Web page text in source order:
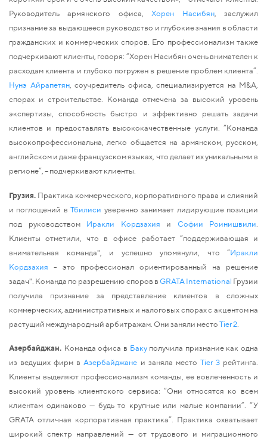
Руководитель армянского офиса, Хорен Насибян, заслужил
признание за выдающееся руководство и глубокие знания в области
гражданских и коммерческих споров. Его профессионализм также
подчеркивают клиенты, говоря: “Хорен Насибян очень внимателен к
Нунэ Айрапетян, соучредитель офиса, специализируется на M&A,
спорах и строительстве. Команда отмечена за высокий уровень
экспертизы, способность быстро и эффективно решать задачи
клиентов и предоставлять высококачественные услуги. “Команда
высокопрофессиональна, легко общается на армянском, русском,
английском и даже французском языках, что делает их уникальными в
регионе”, – подчеркивают клиенты.
Грузия. Практика коммерческого, корпоративного права и слияний
и поглощений в Тбилиси уверенно занимает лидирующие позиции
под руководством Иракли Кордзахия и Софии Роинишвили
Клиенты отметили, что в офисе работает “поддерживающая и
внимательная команда", и успешно упомянули, что “Иракли
Кордзахия - это профессионал ориентированный на решение
задач". Команда по разрешению споров в GRATA International Грузии
получила признание за представление клиентов в сложных
коммерческих, административных и налоговых спорах с акцентом на
растущий международный арбитражам. Они заняли место Tier 2
Азербайджан. Команда офиса в Баку получила признание как одна
из ведущих фирм в Азербайджане и заняла место Tier 3 рейтинга.
Клиенты выделяют профессионализм команды, ее вовлеченность и
высокий уровень клиентского сервиса: “Они относятся ко всем
клиентам одинаково — будь то крупные или малые компании”. “У
GRATA отличная корпоративная практика”
Практика охватывает
широкий спектр направлений — от трудового и миграционного